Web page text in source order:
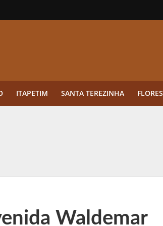
ITAPETIM SANTA TEREZINHA FLORES
em multiplicadoresWaldemar